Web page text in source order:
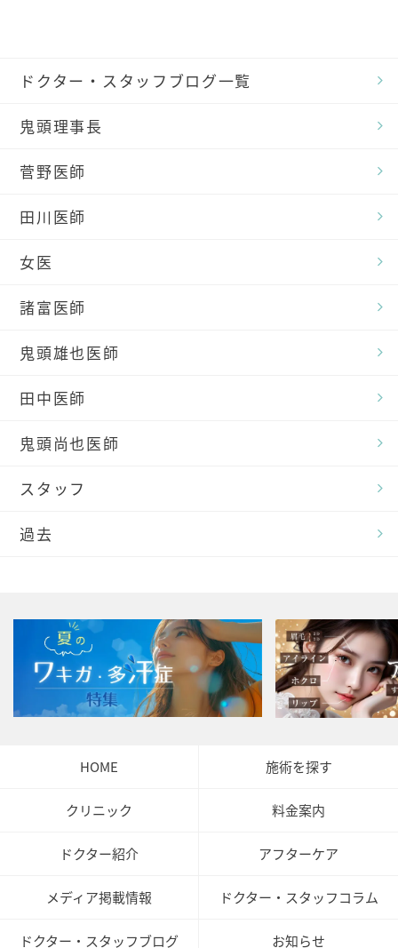
ドクター・スタッフブログ一覧
鬼頭理事長
菅野医師
田川医師
女医
諸富医師
鬼頭雄也医師
田中医師
鬼頭尚也医師
スタッフ
過去
HOME 施術を探す
クリニック 料金案内
ドクター紹介 アフターケア
メディア掲載情報 ドクター・スタッフコラム
ドクター・スタッフブログ お知らせ